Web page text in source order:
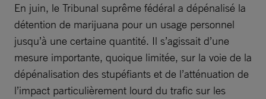
En juin, le Tribunal suprême fédéral a dépénalisé la
détention de marijuana pour un usage personnel
jusqu’à une certaine quantité. Il s’agissait d’une
mesure importante, quoique limitée, sur la voie de la
dépénalisation des stupéfiants et de l’atténuation de
l’impact particulièrement lourd du trafic sur les